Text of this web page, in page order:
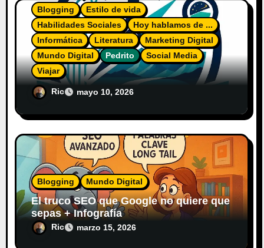
Blogging
Estilo de vida
Habilidades Sociales
Hoy hablamos de ...
Informática
Literatura
Marketing Digital
Mundo Digital
Pedrito
Social Media
Viajar
El Diario del Explorador Digital
Ric mayo 10, 2026
Blogging Mundo Digital
El truco SEO que Google no quiere que
sepas + Infografía
Ric marzo 15, 2026